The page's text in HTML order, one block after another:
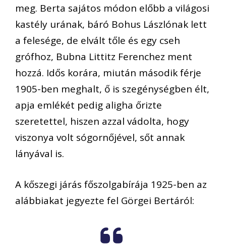
meg. Berta sajátos módon előbb a világosi
kastély urának, báró Bohus Lászlónak lett
a felesége, de elvált tőle és egy cseh
grófhoz, Bubna Littitz Ferenchez ment
hozzá. Idős korára, miután második férje
1905-ben meghalt, ő is szegénységben élt,
apja emlékét pedig aligha őrizte
szeretettel, hiszen azzal vádolta, hogy
viszonya volt sógornőjével, sőt annak
lányával is.
A kőszegi járás főszolgabírája 1925-ben az
alábbiakat jegyezte fel Görgei Bertáról: